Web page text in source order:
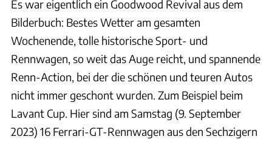
Es war eigentlich ein Goodwood Revival aus dem
Bilderbuch: Bestes Wetter am gesamten
Wochenende, tolle historische Sport- und
Rennwagen, so weit das Auge reicht, und spannende
Renn-Action, bei der die schönen und teuren Autos
nicht immer geschont wurden. Zum Beispiel beim
Lavant Cup. Hier sind am Samstag (9. September
2023) 16 Ferrari-GT-Rennwagen aus den Sechzigern